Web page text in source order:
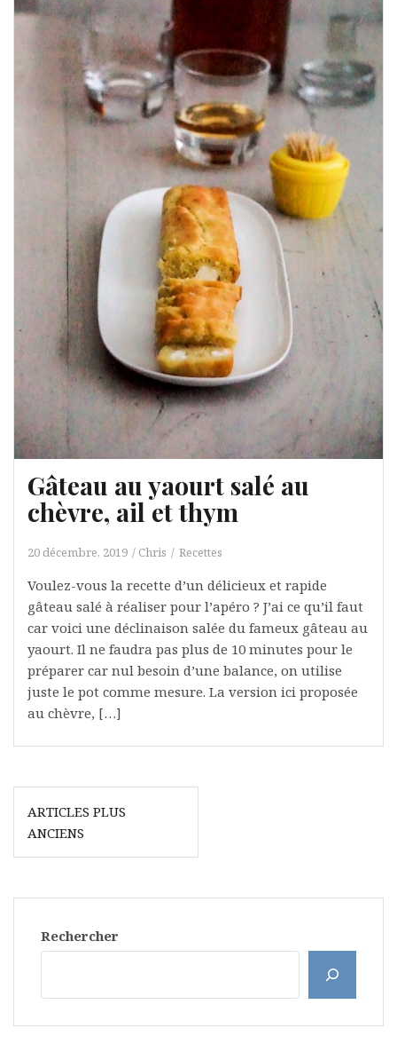
Gâteau au yaourt salé au
chèvre, ail et thym
20 décembre, 2019 Chris Recettes
Voulez-vous la recette d’un délicieux et rapide
gâteau salé à réaliser pour l’apéro ? J’ai ce qu’il faut
car voici une déclinaison salée du fameux gâteau au
yaourt. Il ne faudra pas plus de 10 minutes pour le
préparer car nul besoin d’une balance, on utilise
juste le pot comme mesure. La version ici proposée
au chèvre, […]
Navigation
des
articles
ARTICLES PLUS
ANCIENS
Rechercher